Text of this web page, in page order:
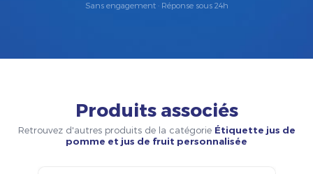
Sans engagement · Réponse sous 24h
Produits associés
Retrouvez d'autres produits de la catégorie Étiquette jus de
pomme et jus de fruit personnalisée